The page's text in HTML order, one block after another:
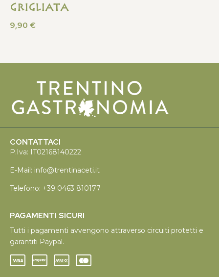
Grigliata
9,90 €
CONTATTACI
P.Iva: IT02168140222
E-Mail: info@trentinaceti.it
Telefono: +39 0463 810177
PAGAMENTI SICURI
Tutti i pagamenti avvengono attraverso circuiti protetti e
garantiti Paypal.